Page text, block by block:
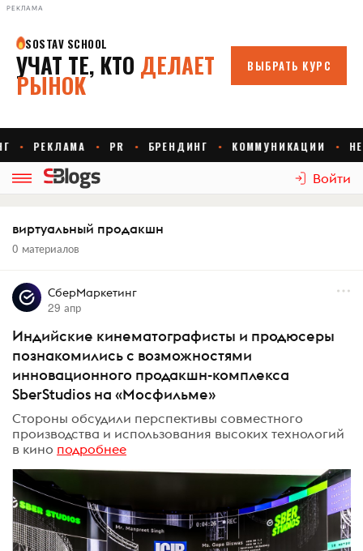
РЕКЛАМА
Войти
виртуальный продакшн
0 материалов
СберМаркетинг
29 апр
Индийские кинематографисты и продюсеры
познакомились с возможностями
инновационного продакшн-комплекса
SberStudios на «Мосфильме»
Стороны обсудили перспективы совместного
производства и использования высоких технологий
в кино подробнее